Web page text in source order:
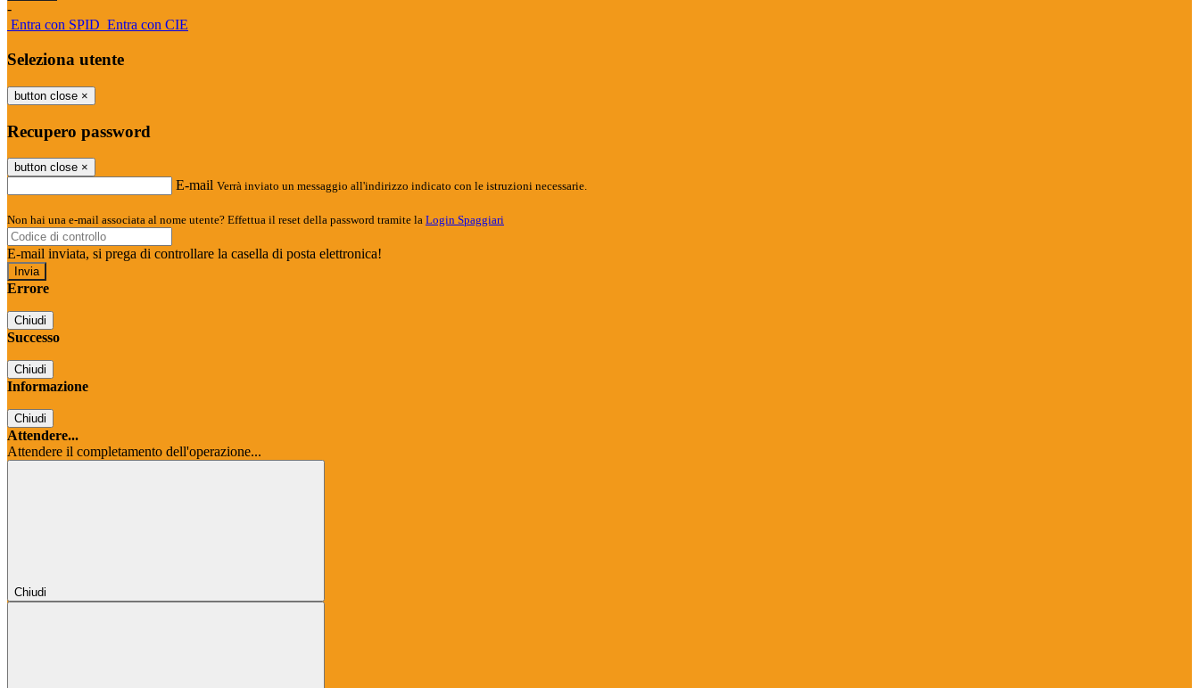
-
Entra con SPID Entra con CIE
Seleziona utente
button close ×
Recupero password
button close ×
E-mail Verrà inviato un messaggio all'indirizzo indicato con le istruzioni necessarie.
Non hai una e-mail associata al nome utente? Effettua il reset della password tramite la Login Spaggiari
E-mail inviata, si prega di controllare la casella di posta elettronica!
Errore
Chiudi
Successo
Chiudi
Informazione
Chiudi
Attendere...
Attendere il completamento dell'operazione...
Chiudi